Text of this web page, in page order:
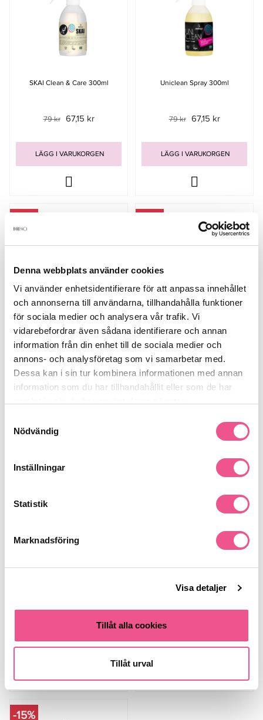
Denna webbplats använder cookies
Vi använder enhetsidentifierare för att anpassa innehållet
och annonserna till användarna, tillhandahålla funktioner
för sociala medier och analysera vår trafik. Vi
vidarebefordrar även sådana identifierare och annan
information från din enhet till de sociala medier och
annons- och analysföretag som vi samarbetar med.
Dessa kan i sin tur kombinera informationen med annan
information som du har tillhandahållit eller som de har
Nödvändig
Inställningar
Statistik
Marknadsföring
Visa detaljer
Tillåt alla cookies
Tillåt urval
SKAI Clean & Care 300ml
79 kr 67,15 kr
LÄGG I VARUKORGEN
Uniclean Spray 300ml
79 kr 67,15 kr
LÄGG I VARUKORGEN
Disicide+ Universal Spray 1000 Ml
84,15 kr
LÄGG I VARUKORGEN
Disicide Plus+ Spray Machine
LÄGG I VARUKORGEN
-15%
LÄGG I VARUKORGEN LÄGG I VARUKORGEN
-15%